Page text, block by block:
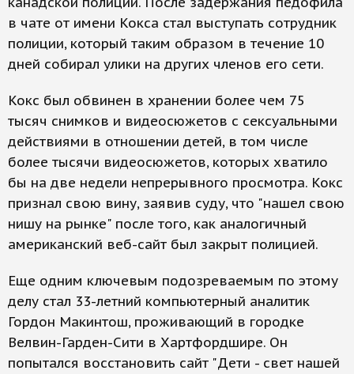
в чате от имени Кокса стал выступать сотрудник
полиции, который таким образом в течение 10
дней собирал улики на других членов его сети.
Кокс был обвинен в хранении более чем 75
тысяч снимков и видеосюжетов с сексуальными
действиями в отношении детей, в том числе
более тысячи видеосюжетов, которых хватило
бы на две недели непрерывного просмотра. Кокс
признал свою вину, заявив суду, что "нашел свою
нишу на рынке" после того, как аналогичный
американский веб-сайт был закрыт полицией.
Еще одним ключевым подозреваемым по этому
делу стал 33-летний компьютерный аналитик
Гордон Макинтош, проживающий в городке
Велвин-Гарден-Сити в Хартфордшире. Он
попытался восстановить сайт "Дети - свет нашей